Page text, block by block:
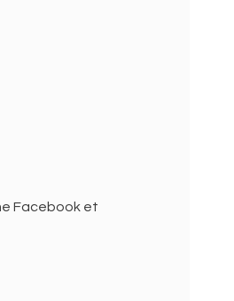
Facebook et